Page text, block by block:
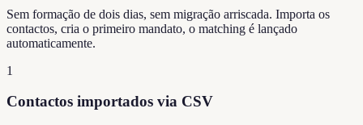
Sem formação de dois dias, sem migração arriscada. Importa os
contactos, cria o primeiro mandato, o matching é lançado
automaticamente.
1
Contactos importados via CSV